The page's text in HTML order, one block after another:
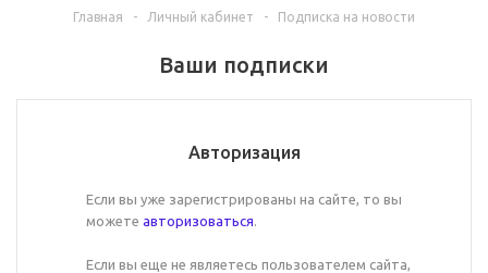
Главная - Личный кабинет - Подписка на новости
Ваши подписки
Авторизация
Если вы уже зарегистрированы на сайте, то вы
можете авторизоваться.
Если вы еще не являетесь пользователем сайта,